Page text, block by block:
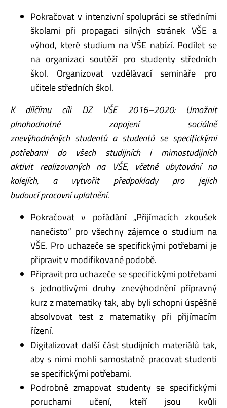
Pokračovat v intenzivní spolupráci se středními
školami při propagaci silných stránek VŠE a
výhod, které studium na VŠE nabízí. Podílet se
na organizaci soutěží pro studenty středních
škol. Organizovat vzdělávací semináře pro
učitele středních škol.
K dílčímu cíli DZ VŠE 2016–2020: Umožnit
plnohodnotné zapojení sociálně
znevýhodněných studentů a studentů se specifickými
potřebami do všech studijních i mimostudijních
aktivit realizovaných na VŠE, včetně ubytování na
kolejích, a vytvořit předpoklady pro jejich
budoucípracovní uplatnění.
Pokračovat v pořádání „Přijímacích zkoušek
nanečisto“ pro všechny zájemce o studium na
VŠE. Pro uchazeče se specifickými potřebami je
připravit v modifikované podobě.
Připravit pro uchazeče se specifickými potřebami
s jednotlivými druhy znevýhodnění přípravný
kurz z matematiky tak, aby byli schopni úspěšně
absolvovat test z matematiky při přijímacím
řízení.
Digitalizovat další část studijních materiálů tak,
aby s nimi mohli samostatně pracovat studenti
se specifickými potřebami.
Podrobně zmapovat studenty se specifickými
poruchami učení, kteří jsou kvůli